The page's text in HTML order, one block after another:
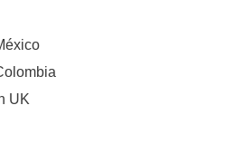
UK